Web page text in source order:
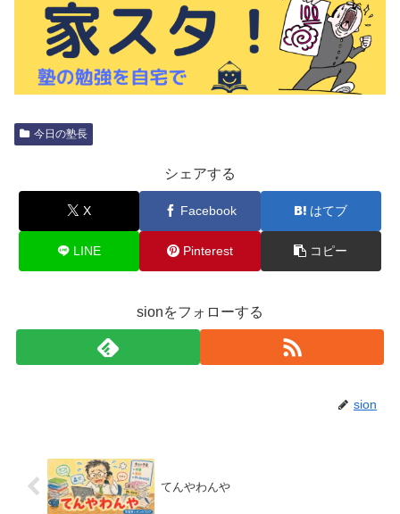
今日の塾長
シェアする
X Facebook はてブ
LINE Pinterest コピー
sionをフォローする
sion
てんやわんや